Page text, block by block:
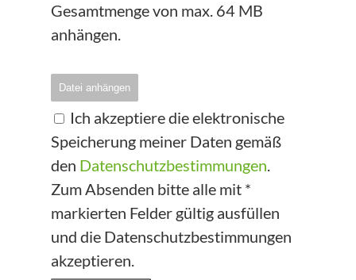
Gesamtmenge von max. 64 MB
anhängen.
Datei anhängen
Ich akzeptiere die elektronische
Speicherung meiner Daten gemäß
den Datenschutzbestimmungen.
Zum Absenden bitte alle mit *
markierten Felder gültig ausfüllen
und die Datenschutzbestimmungen
akzeptieren.